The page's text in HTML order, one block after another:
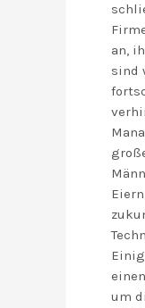
an,
sind
um